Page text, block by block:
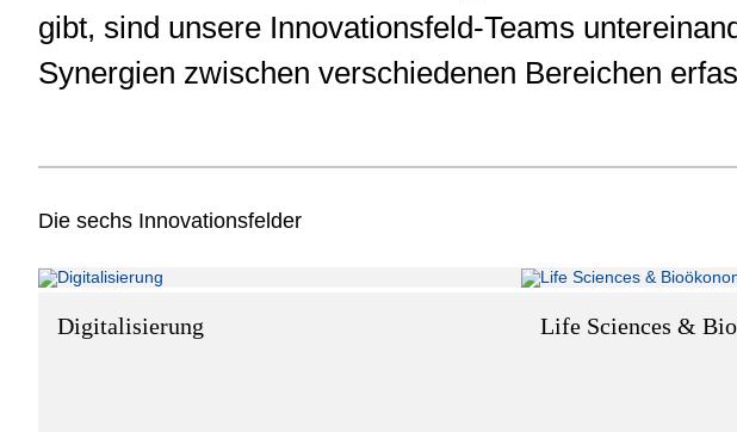
gibt, sind unsere Innovationsfeld-Teams
Synergien zwischen verschiedenen Bereichen
Die sechs Innovationsfelder
Digitalisierung Life Sciences &